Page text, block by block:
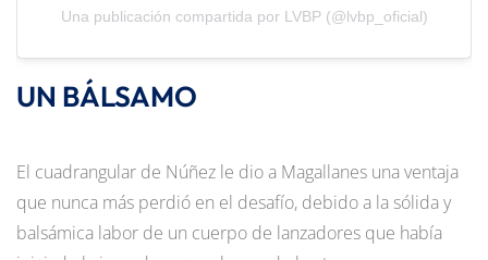
Una publicación compartida por LVBP (@lvbp_oficial)
UN BÁLSAMO
El cuadrangular de Núñez le dio a Magallanes una ventaja
que nunca más perdió en el desafío, debido a la sólida y
balsámica labor de un cuerpo de lanzadores que había